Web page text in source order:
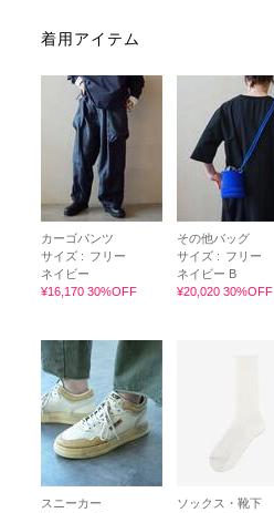
着用アイテム
カーゴパンツ
サイズ : フリー
ネイビー
¥16,170 30%OFF
その他バッグ
サイズ : フリー
ネイビー B
¥20,020 30%OFF
スニーカー
ソックス・靴下